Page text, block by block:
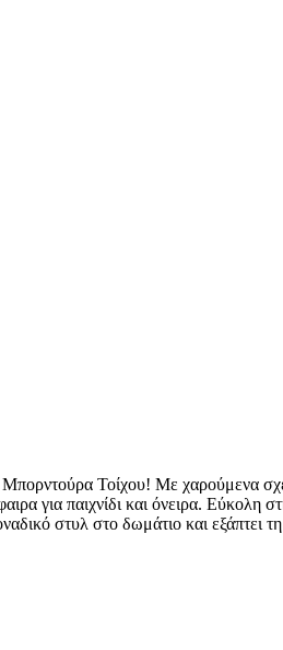
Τοίχου! Με χαρούμενα
για παιχνίδι και όνειρα. Εύκολη
στυλ στο δωμάτιο και εξάπτει